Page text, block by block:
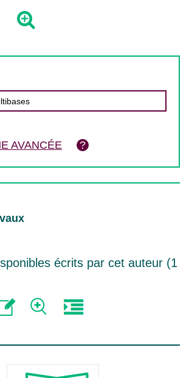
AVANCÉE
écrits par cet auteur (1